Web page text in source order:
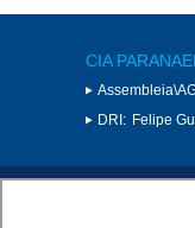
CIA
DRI: Felipe